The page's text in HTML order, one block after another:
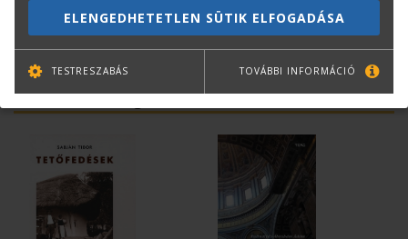
Mások ezt is megvásárolták...
ELENGEDHETETLEN SÜTIK ELFOGADÁSA
TESTRESZABÁS TOVÁBBI INFORMÁCIÓ